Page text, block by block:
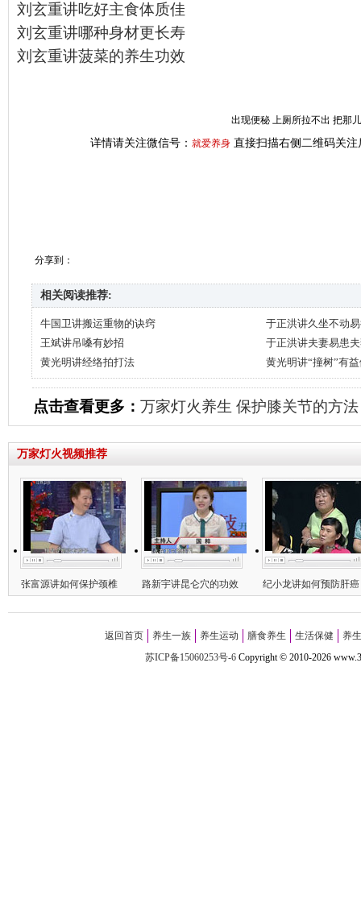
刘玄重讲吃好主食体质佳
刘玄重讲哪种身材更长寿
刘玄重讲菠菜的养生功效
出现便秘 上厕所拉不出 把那
详情请关注微信号： 就爱养身 直接扫描右侧二维码关注
分享到：
相关阅读推荐:
牛国卫讲搬运重物的诀窍
于正洪讲久坐不动
王斌讲吊嗓有妙招
于正洪讲夫妻易患
黄光明讲经络拍打法
黄光明讲“撞树”有
点击查看更多： 万家灯火养生 保护膝关节的方法
万家灯火视频推荐
张富源讲如何保护颈椎 路新宇讲昆仑穴的功效 纪小龙讲如何预防肝癌
返回首页 养生一族 养生运动 膳食养生 生活保健
养
苏ICP备15060253号-6Copyright©2010-2026